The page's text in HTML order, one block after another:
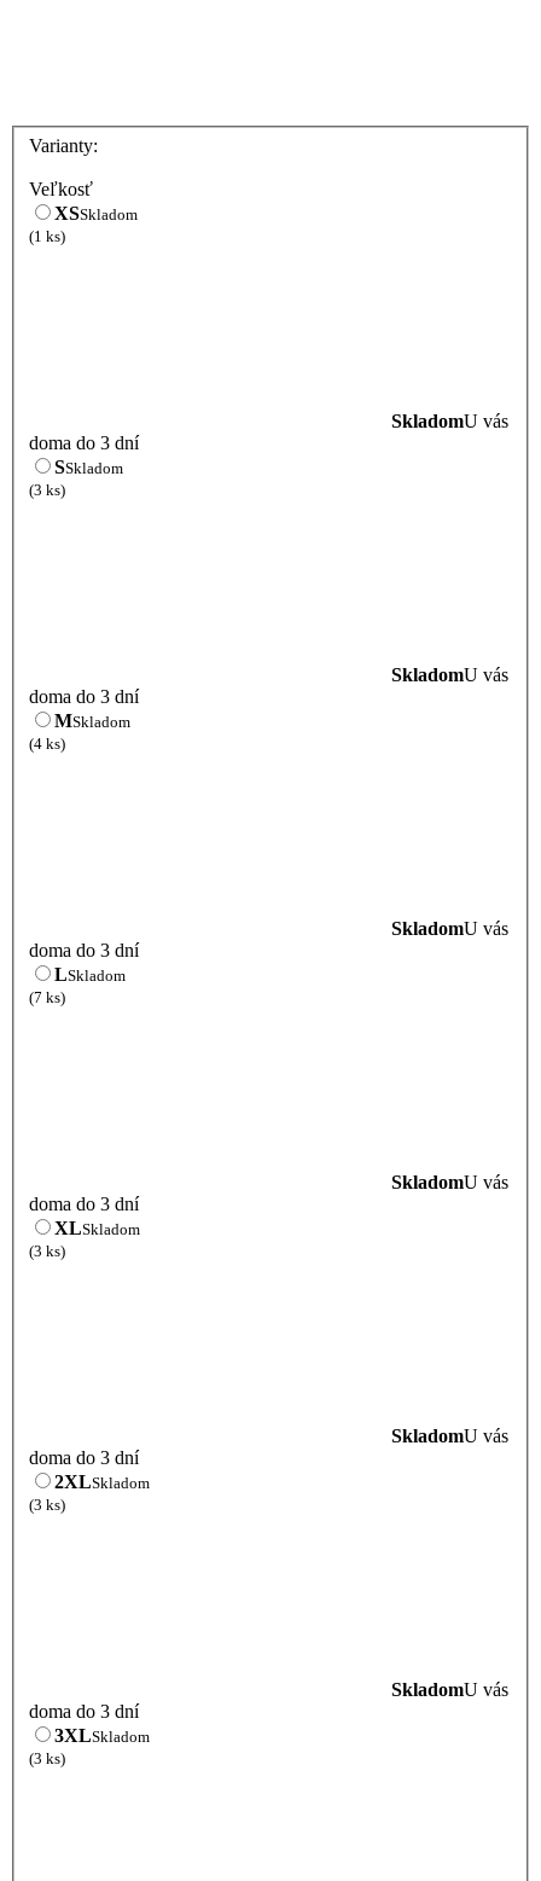
Varianty:
Veľkosť
XSSkladom
(1 ks)
SkladomU vás
doma do 3 dní
SSkladom
(3 ks)
SkladomU vás
doma do 3 dní
MSkladom
(4 ks)
SkladomU vás
doma do 3 dní
LSkladom
(7 ks)
SkladomU vás
doma do 3 dní
XLSkladom
(3 ks)
SkladomU vás
doma do 3 dní
2XLSkladom
(3 ks)
SkladomU vás
doma do 3 dní
3XLSkladom
(3 ks)